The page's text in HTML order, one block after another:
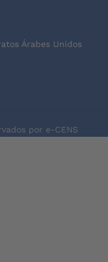
Árabes Unidos
por e-CENS